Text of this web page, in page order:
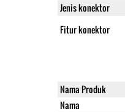
Jenis konektor
Fitur konektor
Nama Produk
Nama